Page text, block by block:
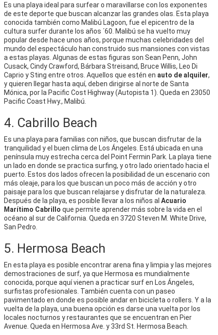
Es una playa ideal para surfear o maravillarse con los exponentes
de este deporte que buscan alcanzar las grandes olas. Esta playa
conocida también como Malibú Lagoon, fue el epicentro de la
cultura surfer durante los años ´60. Malibú se ha vuelto muy
popular desde hace unos años, porque muchas celebridades del
mundo del espectáculo han construido sus mansiones con vistas
a estas playas. Algunas de estas figuras son Sean Penn, John
Cusack, Cindy Crawford, Bárbara Streisand, Bruce Willis, Leo Di
Caprio y Sting entre otros. Aquellos que estén en auto de alquiler,
y quieren llegar hasta aquí, deben dirigirse al norte de Santa
Mónica, por la Pacific Cost Highway (Autopista 1). Queda en 23050
Pacific Coast Hwy., Malibú.
4. Cabrillo Beach
Es una playa para familias con niños, que buscan disfrutar de la
tranquilidad y el buen clima de Los Ángeles. Está ubicada en una
península muy estrecha cerca del Point Fermin Park. La playa tiene
un lado en donde se practica surfing, y otro lado orientado hacia el
puerto. Estos dos lados ofrecen la posibilidad de un escenario con
más oleaje, para los que buscan un poco más de acción y otro
paisaje para los que buscan relajarse y disfrutar de la naturaleza.
Después de la playa, es posible llevar a los niños al Acuario
Marítimo Cabrillo que permite aprender más sobre la vida en el
océano al sur de California. Queda en 3720 Steven M. White Drive,
San Pedro.
5. Hermosa Beach
En esta playa es posible encontrar arena fina y limpia y las mejores
demostraciones de surf, ya que Hermosa es mundialmente
conocida, porque aquí vienen a practicar surf en Los Ángeles,
surfistas profesionales. También cuenta con un paseo
pavimentado en donde es posible andar en bicicleta o rollers. Y a la
vuelta de la playa, una buena opción es darse una vuelta por los
locales nocturnos y restaurantes que se encuentran en Pier
Avenue. Queda en Hermosa Ave. y 33rd St. Hermosa Beach.